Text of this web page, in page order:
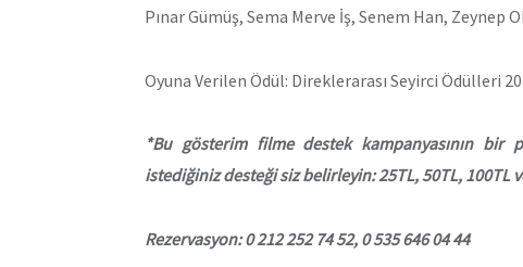
Pınar Gümüş, Sema Merve İş, Senem Han, Zeynep
Oyuna Verilen Ödül: Direklerarası Seyirci Ödülleri
*Bu gösterim filme destek kampanyasının bir
istediğiniz desteği siz belirleyin: 25TL, 50TL, 100TL
Rezervasyon: 0 212 252 74 52, 0 535 646 04 44